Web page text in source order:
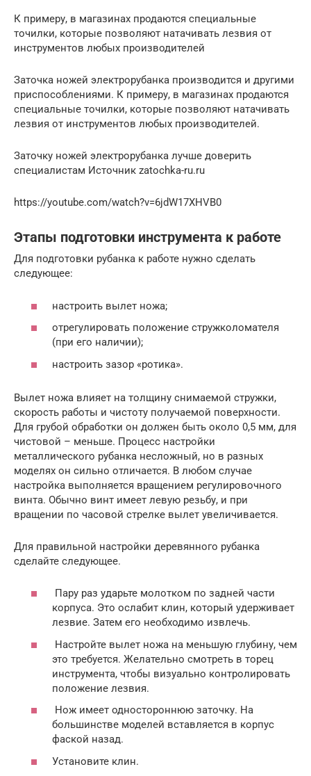
К примеру, в магазинах продаются специальные
точилки, которые позволяют натачивать лезвия от
инструментов любых производителей
Заточка ножей электрорубанка производится и другими
приспособлениями. К примеру, в магазинах продаются
специальные точилки, которые позволяют натачивать
лезвия от инструментов любых производителей.
Заточку ножей электрорубанка лучше доверить
специалистам Источник zatochka-ru.ru
https://youtube.com/watch?v=6jdW17XHVB0
Этапы подготовки инструмента к работе
Для подготовки рубанка к работе нужно сделать
следующее:
настроить вылет ножа;
отрегулировать положение стружколомателя
(при его наличии);
настроить зазор «ротика».
Вылет ножа влияет на толщину снимаемой стружки,
скорость работы и чистоту получаемой поверхности.
Для грубой обработки он должен быть около 0,5 мм, для
чистовой – меньше. Процесс настройки
металлического рубанка несложный, но в разных
моделях он сильно отличается. В любом случае
настройка выполняется вращением регулировочного
винта. Обычно винт имеет левую резьбу, и при
вращении по часовой стрелке вылет увеличивается.
Для правильной настройки деревянного рубанка
сделайте следующее.
Пару раз ударьте молотком по задней части
корпуса. Это ослабит клин, который удерживает
лезвие. Затем его необходимо извлечь.
Настройте вылет ножа на меньшую глубину, чем
это требуется. Желательно смотреть в торец
инструмента, чтобы визуально контролировать
положение лезвия.
Нож имеет одностороннюю заточку. На
большинстве моделей вставляется в корпус
фаской назад.
Установите клин.